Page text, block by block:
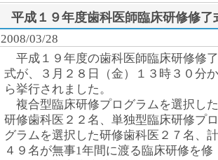
平成１９年度歯科医師臨床研修修了
2008/03/28
平成１９年度の歯科医師臨床研修修了
式が、３月２８日（金）１３時３０分か
ら挙行されました。
複合型臨床研修プログラムを選択した
研修歯科医２２名、単独型臨床研修プロ
グラムを選択した研修歯科医２７名、計
４９名が無事1年間に渡る臨床研修を修